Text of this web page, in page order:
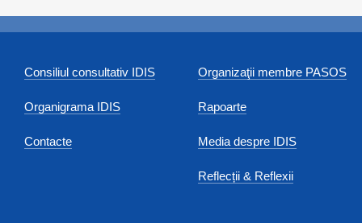
Consiliul consultativ IDIS
Organigrama IDIS
Contacte
Organizaţii membre PASOS
Rapoarte
Media despre IDIS
Reflecții & Reflexii